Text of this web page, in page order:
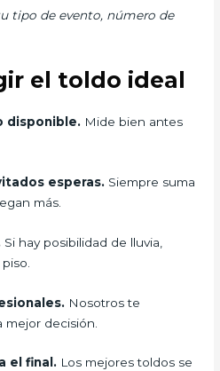
tipo de evento, número de
el toldo ideal
disponible. Mide bien antes
esperas. Siempre suma
más.
Si hay posibilidad de lluvia,
Nosotros te
mejor decisión.
el final. Los mejores toldos se